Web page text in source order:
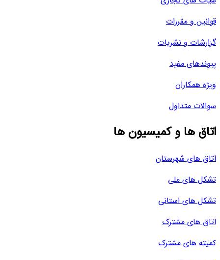
قوانین و مقررات
گزارشات و نشریات
پیوندهای مفید
ویژه همکاران
سوالات متداول
اتاق ها و کمیسیون ها
اتاق های شهرستان
تشکل های ملی
تشکل های استانی
اتاق های مشترک
کمیته های مشترک